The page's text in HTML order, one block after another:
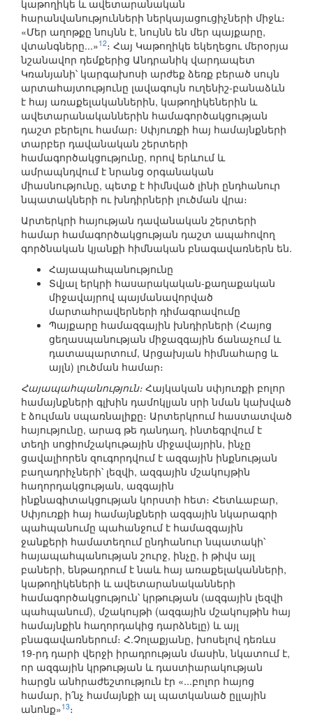
կաթողիկե և ավետարանական
հարանվանությունների ներկայացուցիչների միջև։
«Մեր աղոթքը նույնն է, նույնն են մեր պայքարը,
վտանգները...»12։ Հայ Կաթողիկե եկեղեցու մերօրյա
նշանավոր դեմքերից Անդրանիկ վարդապետ
Կռանյանի՝ կարգախոսի արժեք ձեռք բերած սույն
արտահայտությունը լավագույն ուղենիշ-բանաձևն
է հայ առաքելականներին, կաթողիկեներին և
ավետարանականներին համագործակցության
դաշտ բերելու համար։ Սփյուռքի հայ համայնքների
տարբեր դավանական շերտերի
համագործակցությունը, որով երևում և
ամրապնդվում է նրանց օրգանական
միասնությունը, պետք է հիմնված լինի ընդհանուր
նպատակների ու խնդիրների լուծման վրա։
Արտերկրի հայության դավանական շերտերի
համար համագործակցության դաշտ ապահովող
գործնական կյանքի հիմնական բնագավառներն են.
Հայապահպանությունը
Տվյալ երկրի հասարակական-քաղաքական
միջավայրով պայմանավորված
մարտահրավերների դիմագրավումը
Պայքարը համազգային խնդիրների (Հայոց
ցեղասպանության միջազգային ճանաչում և
դատապարտում, Արցախյան հիմնահարց և
այլն) լուծման համար։
Հայապահպանություն։ Հայկական սփյուռքի բոլոր
համայնքների գլխին դամոկլյան սրի նման կախված
է ձուլման սպառնալիքը։ Արտերկրում հաստատված
հայությունը, արագ թե դանդաղ, ինտեգրվում է
տեղի սոցիոմշակութային միջավայրին, ինչը
ցավալիորեն զուգորդվում է ազգային ինքնության
բաղադրիչների՝ լեզվի, ազգային մշակույթին
հաղորդակցության, ազգային
ինքնագիտակցության կորստի հետ։ Հետևաբար,
Սփյուռքի հայ համայնքների ազգային նկարագրի
պահպանումը պահանջում է համազգային
ջանքերի համատեղում ընդհանուր նպատակի՝
հայապահպանության շուրջ, ինչը, ի թիվս այլ
բաների, ենթադրում է նաև հայ առաքելականների,
կաթողիկեների և ավետարանականների
համագործակցություն՝ կրթության (ազգային լեզվի
պահպանում), մշակույթի (ազգային մշակույթին հայ
համայնքին հաղորդակից դարձնելը) և այլ
բնագավառներում։ Հ.Չոլաքյանը, խոսելով դեռևս
19-րդ դարի վերջի իրադրության մասին, նկատում է,
որ ազգային կրթության և դաստիարակության
հարցն անհրաժեշտություն էր «...բոլոր հայոց
համար, ի՛նչ համայնքի ալ պատկանած ըլլային
անոնք»13։